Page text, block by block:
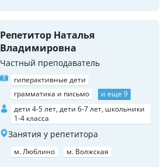
Репетитор Наталья
Владимировна
Частный преподаватель
гиперактивные дети
грамматика и письмо
и еще 9
дети 4-5 лет, дети 6-7 лет, школьники
1-4 класса
Занятия у репетитора
м. Люблино м. Волжская